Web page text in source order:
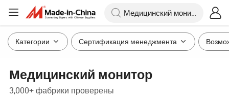
Категории Сертификация менеджмента
Медицинский монитор
3,000+ фабрики проверены